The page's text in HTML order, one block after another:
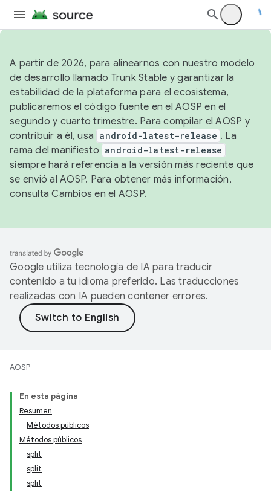
A partir de 2026, para alinearnos con nuestro modelo
de desarrollo llamado Trunk Stable y garantizar la
estabilidad de la plataforma para el ecosistema,
publicaremos el código fuente en el AOSP en el
segundo y cuarto trimestre. Para compilar el AOSP y
contribuir a él, usa android-latest-release . La
rama del manifiesto android-latest-release
siempre hará referencia a la versión más reciente que
se envió al AOSP. Para obtener más información,
consultaCambios en el AOSP.
Google utiliza tecnología de IA para traducir
contenido a tu idioma preferido. Las traducciones
realizadas con IA pueden contener errores.
AOSP
En esta página
Resumen
Métodos públicos
Métodos públicos
split
split
split